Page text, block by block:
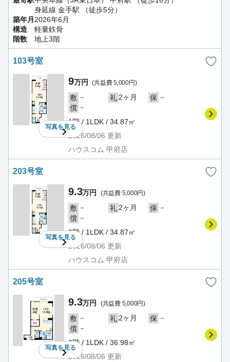
身延線 金手駅 （徒歩5分）
築年月 2026年6月
構造
軽量鉄骨
階数
地上3階
103号室
写真を見る
9万円 (共益費 5,000円)
敷 － 礼 2ヶ月 保 －
償 －
1階 / 1LDK / 34.87㎡
2026/08/06 更新
ハウスコム 甲府店
203号室
写真を見る
9.3万円 (共益費 5,000円)
敷 － 礼 2ヶ月 保 －
償 －
2階 / 1LDK / 34.87㎡
2026/08/06 更新
ハウスコム 甲府店
205号室
写真を見る
9.3万円 (共益費 5,000円)
敷 － 礼 2ヶ月 保 －
償 －
2階 / 1LDK / 36.98㎡
2026/08/06 更新